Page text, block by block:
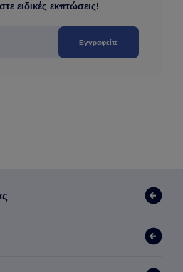
ειδικές εκπτώσεις!
Εγγραφείτε